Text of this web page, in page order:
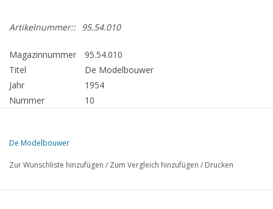
Artikelnummer:: 95.54.010
Magazinnummer
95.54.010
Titel
De Modelbouwer
Jahr
1954
Nummer
10
De Modelbouwer
Zur Wunschliste hinzufügen / Zum Vergleich hinzufügen / Drucken